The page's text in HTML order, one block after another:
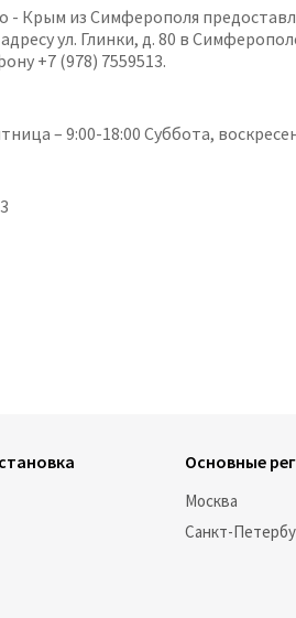
Крым из Симферополя
ул. Глинки, д. 80 в
+7 (978) 7559513.
– 9:00-18:00 Суббота,
Основные
Москва
Санкт-